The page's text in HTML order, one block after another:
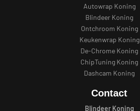
Autowrap Koning
Blindeer Koning
Ontchroom Koning
Keukenwrap Koning
De-Chrome Koning
ChipTuning Koning
Dashcam Koning
Contact
Blindeer Koning